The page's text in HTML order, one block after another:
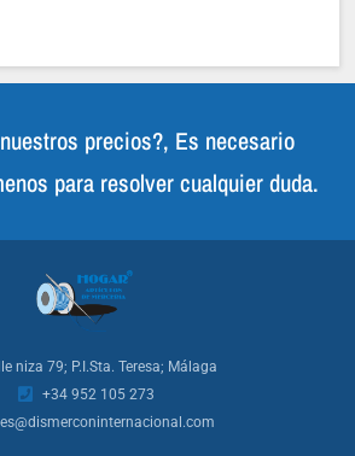
precios?, Es necesario
para resolver cualquier duda.
niza 79; P.I.Sta. Teresa; Málaga
+34 952 105 273